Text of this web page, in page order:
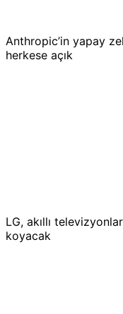
Anthropic’in yapay
herkese açık
LG, akıllı
koyacak